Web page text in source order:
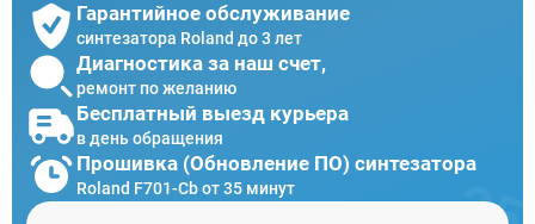
Гарантийное обслуживание
синтезатора Roland до 3 лет
Диагностика за наш счет,
ремонт по желанию
Бесплатный выезд курьера
в день обращения
Прошивка (Обновление ПО) синтезатора
Roland F701-Cb от 35 минут